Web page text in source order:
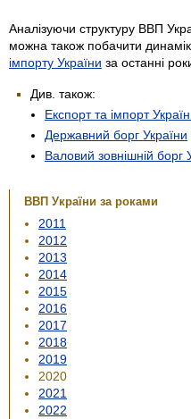
Аналізуючи структуру ВВП
можна також побачити
імпорту України за останні
Див. також:
Експорт та імпорт
Державний борг України
Валовий зовнішній борг
ВВП України за роками
2011
2012
2013
2014
2015
2016
2017
2018
2019
2020
2021
2022